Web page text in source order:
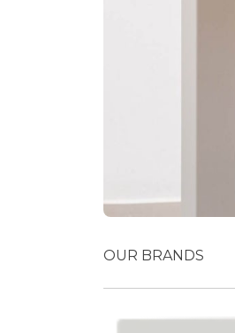
OUR BRANDS